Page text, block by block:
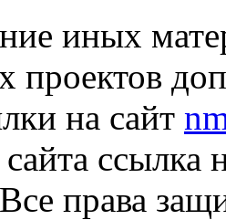
иных
проектов
на сайт
ссылка
права